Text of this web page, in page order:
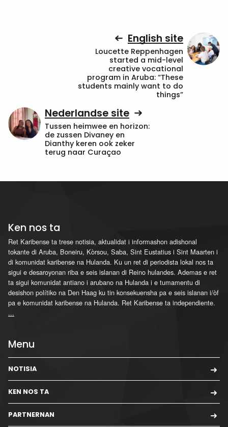
English site
Loucette Reppenhagen
started a mid-level
creative vocational
program in Aruba: “These
students mainly want to do
things”
Nederlandse site
Tussen heimwee en horizon:
de zussen Divaney en
Dianthy keren ook zeker
terug naar Curaçao
Ken nos ta
Ret Karibense ta trese notisia, aktualidat i informashon adishonal
tokante di Aruba, Boneiru, Kòrsou, Saba, Sint Eustatius i Sint Maarten i
di komunidat karibense na Hulanda. Ku un ret di periodista lokal nos ta
sigui e desaroyonan riba e seis islanan di Reino hulandes. Ademas e ret
ta sigui komunidat antiano i arubano na Hulanda i e tumamentu di
desishon polítiko na Den Haag ku tin konsekuensha pa e seis islanan i/òf
pa e komunidat karibense na Hulanda. Ret Karibense ta independiente.
...
Menu
NOTISIA
KEN NOS TA
PARTNERNAN